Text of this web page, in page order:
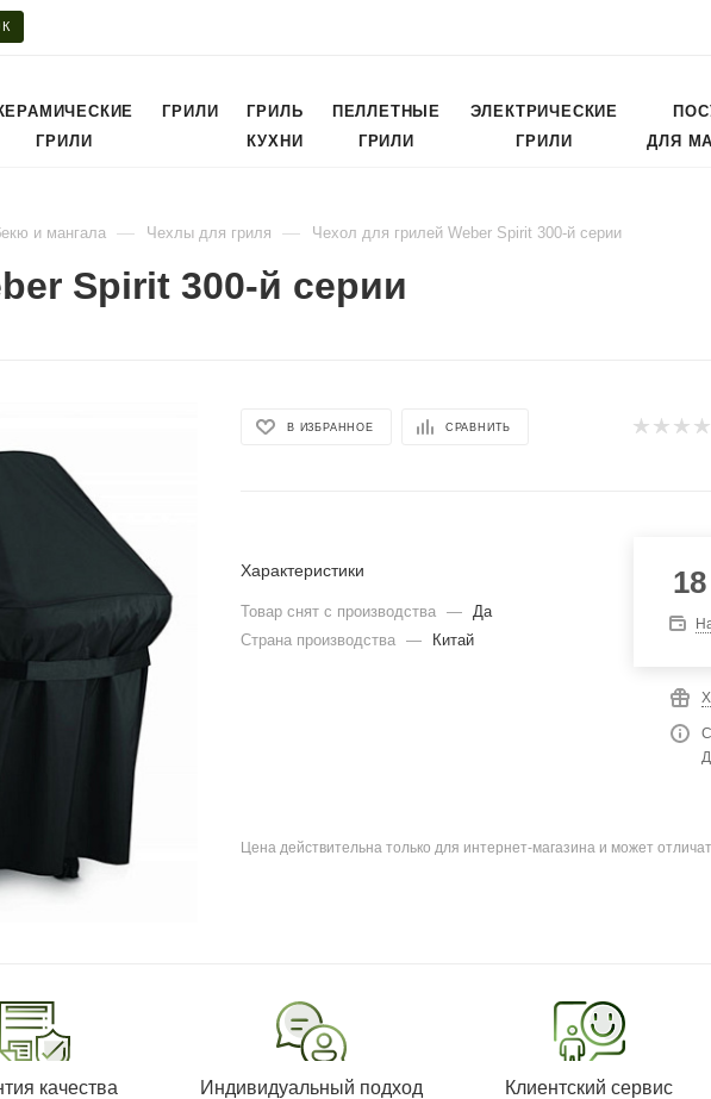
ГРИЛИ
ГРИЛИ
ГРИЛЬ
КУХНИ
ПЕЛЛЕТНЫЕ
ГРИЛИ
ЭЛЕКТРИЧЕСКИЕ
ГРИЛИ
ДЛЯ
и мангала — Чехлы для гриля — Чехол для грилей Weber Spirit 300-й серии
Spirit 300-й серии
В ИЗБРАННОЕ СРАВНИТЬ
Характеристики
Товар снят с производства —
Да
Страна производства — Китай
Цена действительна только для интернет-магазина и может
качества Индивидуальный подход Клиентский сервис